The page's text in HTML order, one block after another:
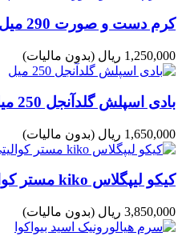
کرم دست و صورت 290 میل پاشا
1,250,000 ریال (بدون مالیات)
بادی اسپلش گلدآنجل 250 میل
1,650,000 ریال (بدون مالیات)
کیکو لیپگلاس kiko مستر کوالیتی
3,850,000 ریال (بدون مالیات)